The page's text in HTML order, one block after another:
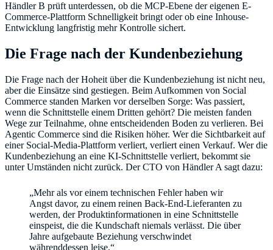
Händler B prüft unterdessen, ob die MCP-Ebene der eigenen E-
Commerce-Plattform Schnelligkeit bringt oder ob eine Inhouse-
Entwicklung langfristig mehr Kontrolle sichert.
Die Frage nach der Kundenbeziehung
Die Frage nach der Hoheit über die Kundenbeziehung ist nicht neu,
aber die Einsätze sind gestiegen. Beim Aufkommen von Social
Commerce standen Marken vor derselben Sorge: Was passiert,
wenn die Schnittstelle einem Dritten gehört? Die meisten fanden
Wege zur Teilnahme, ohne entscheidenden Boden zu verlieren. Bei
Agentic Commerce sind die Risiken höher. Wer die Sichtbarkeit auf
einer Social-Media-Plattform verliert, verliert einen Verkauf. Wer die
Kundenbeziehung an eine KI-Schnittstelle verliert, bekommt sie
unter Umständen nicht zurück. Der CTO von Händler A sagt dazu:
„Mehr als vor einem technischen Fehler haben wir
Angst davor, zu einem reinen Back-End-Lieferanten zu
werden, der Produktinformationen in eine Schnittstelle
einspeist, die die Kundschaft niemals verlässt. Die über
Jahre aufgebaute Beziehung verschwindet
währenddessen leise.“